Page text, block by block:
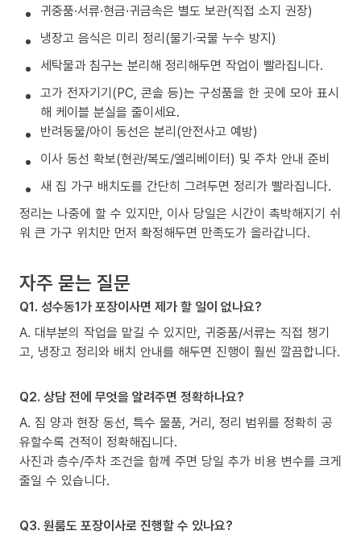
귀중품·서류·현금·귀금속은 별도 보관(직접 소지 권장)
냉장고 음식은 미리 정리(물기·국물 누수 방지)
세탁물과 침구는 분리해 정리해두면 작업이 빨라집니다.
고가 전자기기(PC, 콘솔 등)는 구성품을 한 곳에 모아 표시
해 케이블 분실을 줄이세요.
반려동물/아이 동선은 분리(안전사고 예방)
이사 동선 확보(현관/복도/엘리베이터) 및 주차 안내 준비
새 집 가구 배치도를 간단히 그려두면 정리가 빨라집니다.
정리는 나중에 할 수 있지만, 이사 당일은 시간이 촉박해지기 쉬
워 큰 가구 위치만 먼저 확정해두면 만족도가 올라갑니다.
자주 묻는 질문
Q1. 성수동1가 포장이사면 제가 할 일이 없나요?
A. 대부분의 작업을 맡길 수 있지만, 귀중품/서류는 직접 챙기
고, 냉장고 정리와 배치 안내를 해두면 진행이 훨씬 깔끔합니다.
Q2. 상담 전에 무엇을 알려주면 정확하나요?
A. 짐 양과 현장 동선, 특수 물품, 거리, 정리 범위를 정확히 공
유할수록 견적이 정확해집니다.
사진과 층수/주차 조건을 함께 주면 당일 추가 비용 변수를 크게
줄일 수 있습니다.
Q3. 원룸도 포장이사로 진행할 수 있나요?